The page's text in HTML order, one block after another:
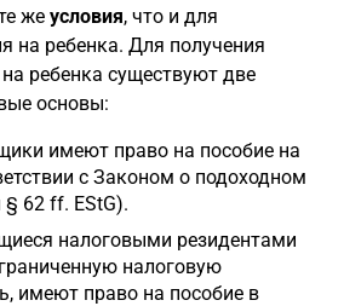
же условия, что и для
на ребенка. Для получения
ребенка существуют две
основы:
имеют право на пособие на
с Законом о подоходном
§ 62 ff. EStG).
налоговыми резидентами
налоговую
имеют право на пособие в